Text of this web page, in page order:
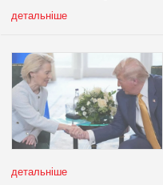
детальніше
детальніше